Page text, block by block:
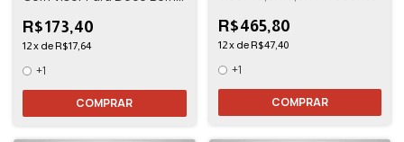
R$173,40
12x de R$17,64
+1
COMPRAR
R$465,80
12x de R$47,40
+1
COMPRAR